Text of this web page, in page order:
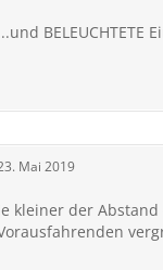
BELEUCHTETE
Mai 2019
kleiner der